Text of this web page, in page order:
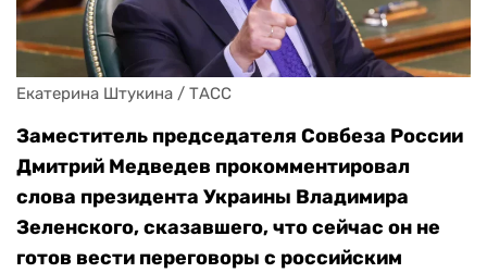
Екатерина Штукина / ТАСС
Заместитель председателя Совбеза России
Дмитрий Медведев прокомментировал
слова президента Украины Владимира
Зеленского, сказавшего, что сейчас он не
готов вести переговоры с российским